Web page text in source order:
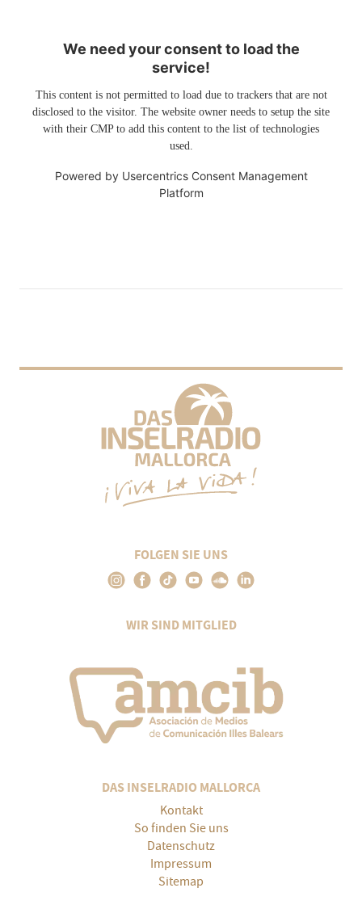
We need your consent to load the
service!
This content is not permitted to load due to trackers that are not
disclosed to the visitor. The website owner needs to setup the site
with their CMP to add this content to the list of technologies
used.
Powered by Usercentrics Consent Management
Platform
FOLGEN SIE UNS
WIR SIND MITGLIED
DAS INSELRADIO MALLORCA
Kontakt
So finden Sie uns
Datenschutz
Impressum
Sitemap